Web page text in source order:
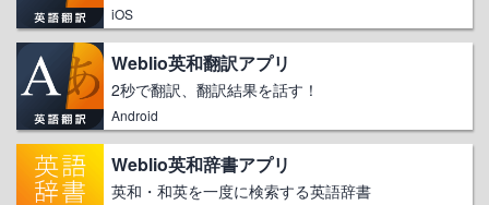
iOS
Weblio英和翻訳アプリ
2秒で翻訳、翻訳結果を話す！
Android
Weblio英和辞書アプリ
英和・和英を一度に検索する英語辞書